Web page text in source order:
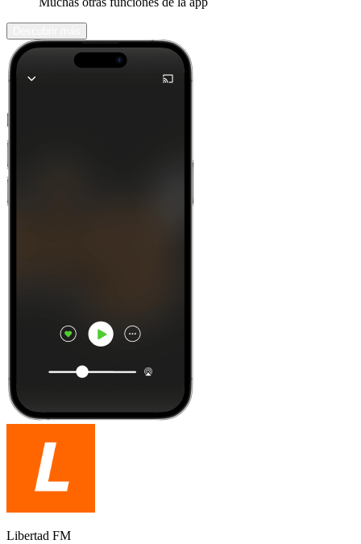
Libertad FM